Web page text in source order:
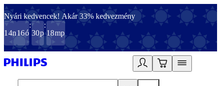
Nyári kedvencek! Akár 33% kedvezmény
14n16ó
:
30p
:
18mp